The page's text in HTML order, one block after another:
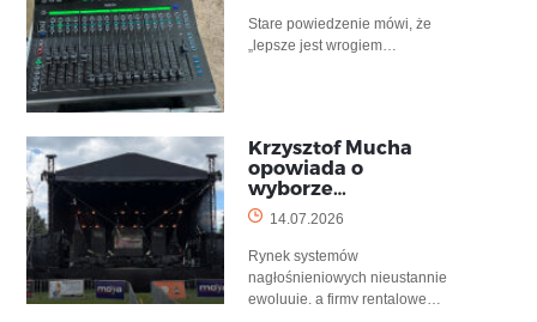
Stare powiedzenie mówi, że
„lepsze jest wrogiem…
Krzysztof Mucha
opowiada o
wyborze…
14.07.2026
Rynek systemów
nagłośnieniowych nieustannie
ewoluuje, a firmy rentalowe…